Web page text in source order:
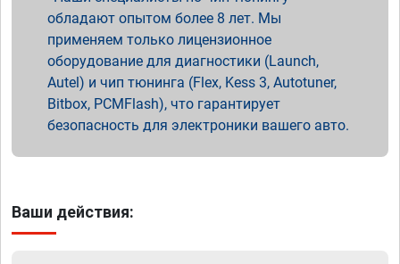
обладают опытом более 8 лет. Мы
применяем только лицензионное
оборудование для диагностики (Launch,
Autel) и чип тюнинга (Flex, Kess 3, Autotuner,
Bitbox, PCMFlash), что гарантирует
безопасность для электроники вашего авто.
Ваши действия: